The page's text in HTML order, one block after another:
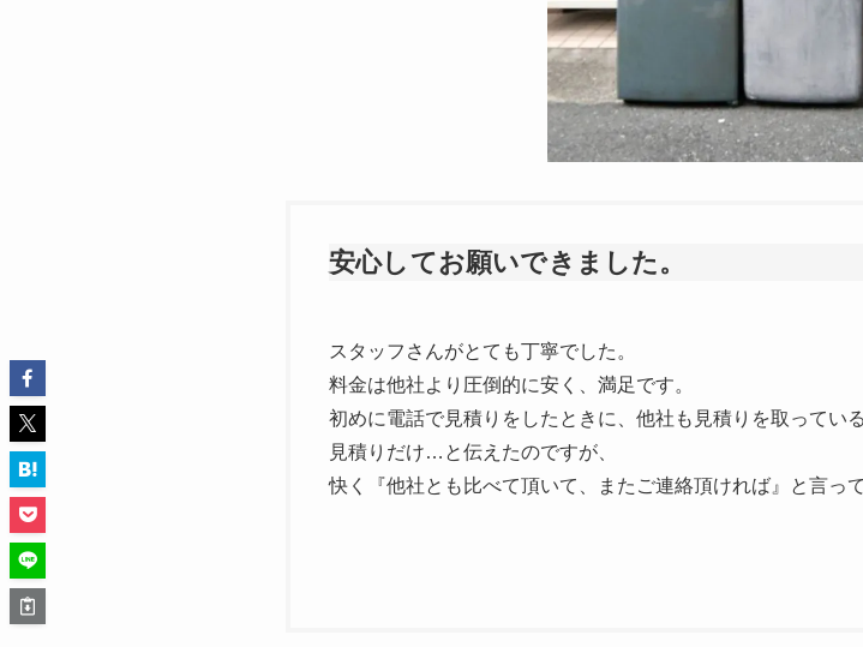
安心してお願いできました。
スタッフさんがとても丁寧でした。
料金は他社より圧倒的に安く、満足です。
初めに電話で見積りをしたときに、他社も見積りを取ってい
見積りだけ…と伝えたのですが、
快く『他社とも比べて頂いて、またご連絡頂ければ』と言っ